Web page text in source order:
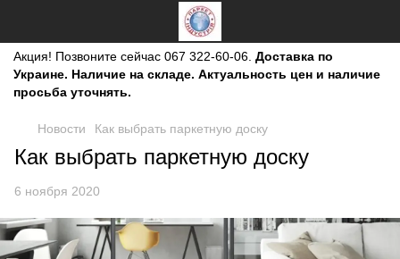
Акция! Позвоните сейчас 067 322-60-06. Доставка по
Украине. Наличие на складе. Актуальность цен и наличие
просьба уточнять.
Новости Как выбрать паркетную доску
Как выбрать паркетную доску
6 ноября 2020